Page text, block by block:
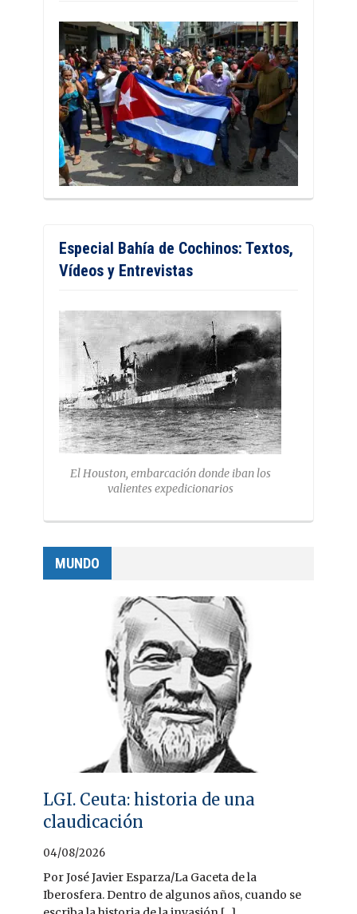
Especial Bahía de Cochinos: Textos,
Vídeos y Entrevistas
El Houston, embarcación donde iban los
valientes expedicionarios
MUNDO
LGI. Ceuta: historia de una
claudicación
04/08/2026
Por José Javier Esparza/La Gaceta de la
Iberosfera. Dentro de algunos años, cuando se